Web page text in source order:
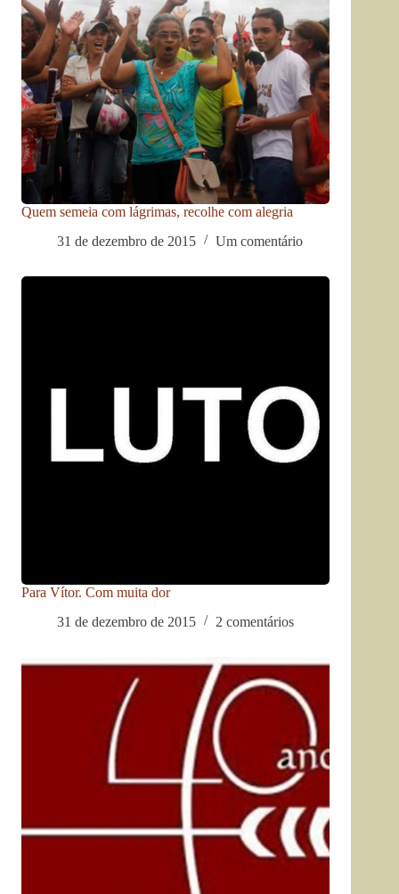
Quem semeia com lágrimas, recolhe com alegria
31 de dezembro de 2015
Um comentário
Para Vítor. Com muita dor
31 de dezembro de 2015
2 comentários